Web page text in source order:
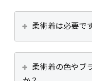
柔術着は必要で
柔術着の色やブ